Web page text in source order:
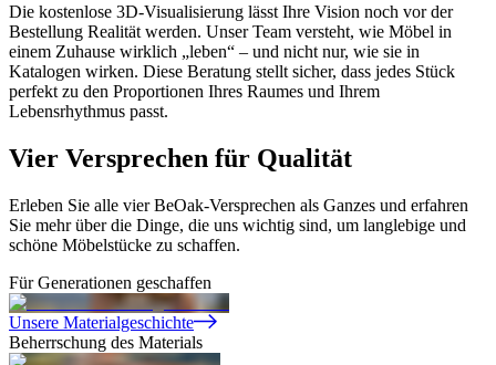
Die kostenlose 3D-Visualisierung lässt Ihre Vision noch vor der
Bestellung Realität werden. Unser Team versteht, wie Möbel in
einem Zuhause wirklich „leben“ – und nicht nur, wie sie in
Katalogen wirken. Diese Beratung stellt sicher, dass jedes Stück
perfekt zu den Proportionen Ihres Raumes und Ihrem
Lebensrhythmus passt.
Vier Versprechen für Qualität
Erleben Sie alle vier BeOak-Versprechen als Ganzes und erfahren
Sie mehr über die Dinge, die uns wichtig sind, um langlebige und
schöne Möbelstücke zu schaffen.
Für Generationen geschaffen
Unsere Materialgeschichte
Beherrschung des Materials